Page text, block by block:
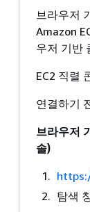
브라우저
Amazon
우저 기반
EC2 직렬
연결하기
브라우저
솔)
탐색